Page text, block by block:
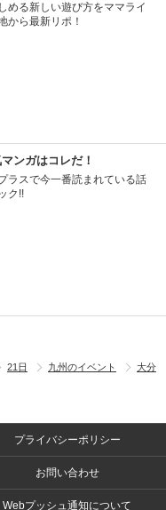
める新しい遊び方をママライ
から最新リポ！
ンガはコレだ！
ラスで今一番読まれている話
ク!!
21日 九州のイベント
大分
プライバシーポリシー
お問い合わせ
Webプッシュ通知について